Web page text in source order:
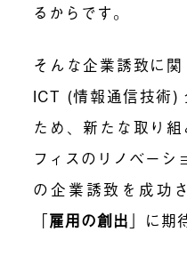
るからです。
そんな企業誘致に関
ICT (情報通信技術)
ため、新たな取り
フィスのリノベーシ
の企業誘致を成功
「雇用の創出 」 に期